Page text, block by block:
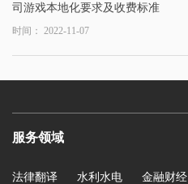
司游戏本地化要求及收费标准
时间： 2022-11-07
服务领域
法律翻译 水利水电 金融财经